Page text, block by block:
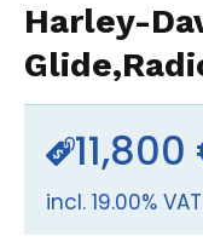
Harley-
incl. 19.00% VAT